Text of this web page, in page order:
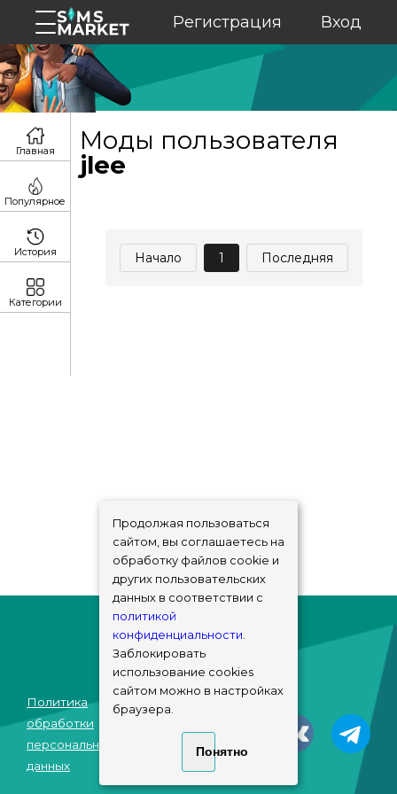
Регистрация Вход
Моды пользователя
jlee
Начало 1 Последняя
Главная
Популярное
История
Категории
Политика
обработки
персональных
данных
© sims-market
2018 - 2026
Продолжая пользоваться
сайтом, вы соглашаетесь на
обработку файлов cookie и
других пользовательских
данных в соответствии с
политикой
конфиденциальности.
Заблокировать
использование cookies
сайтом можно в настройках
браузера.
Понятно